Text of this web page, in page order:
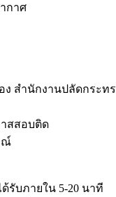
กาศ
สำนักงานปลัดกระท
สสอบติด
ณ์
รับภายใน 5-20 นาที